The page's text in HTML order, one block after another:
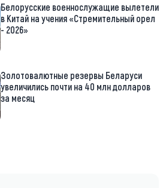
Белорусские военнослужащие вылетели
в Китай на учения «Стремительный орел
- 2026»
Золотовалютные резервы Беларуси
увеличились почти на 40 млн долларов
за месяц